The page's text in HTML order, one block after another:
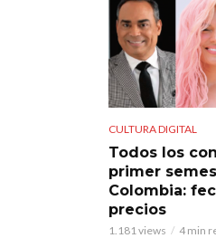
CULTURA DIGITAL
Todos los
primer
Colombia:
precios
1.181 views 4 min